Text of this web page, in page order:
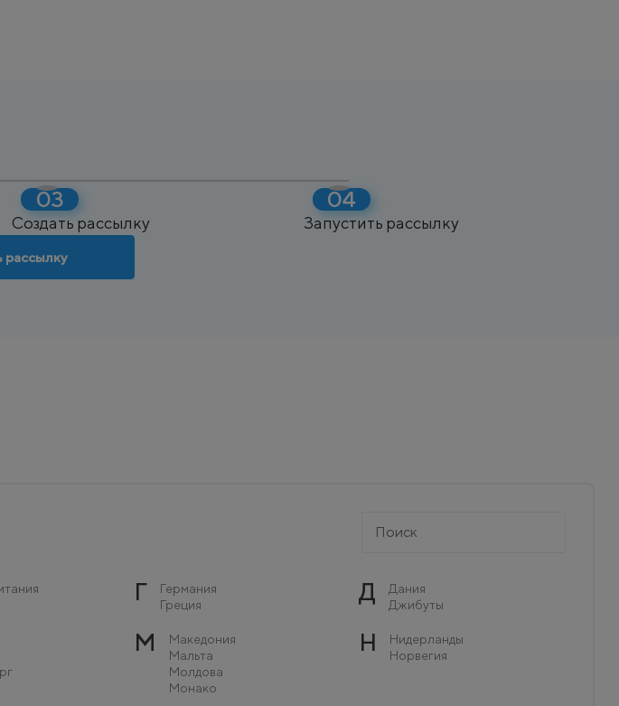
Создать рассылку Запустить рассылку
рассылку
Г
Германия
Греция
Д
Дания
Джибуты
М
Македония
Мальта
Молдова
Монако
Н
Нидерланды
Норвегия